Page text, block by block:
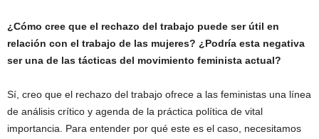
¿Cómo cree que el rechazo del trabajo puede ser útil en
relación con el trabajo de las mujeres? ¿Podría esta negativa
ser una de las tácticas del movimiento feminista actual?
Sí, creo que el rechazo del trabajo ofrece a las feministas una línea
de análisis crítico y agenda de la práctica política de vital
importancia. Para entender por qué este es el caso, necesitamos